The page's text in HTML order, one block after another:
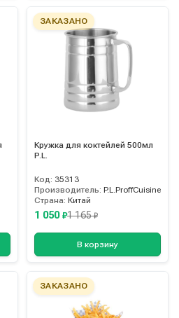
ЗАКАЗАНО
Кружка для коктейлей 500мл
P.L.
Код: 35313
Производитель: P.L.ProffCuisine
Страна: Китай
1 050 ₽1 165₽
В корзину
ЗАКАЗАНО